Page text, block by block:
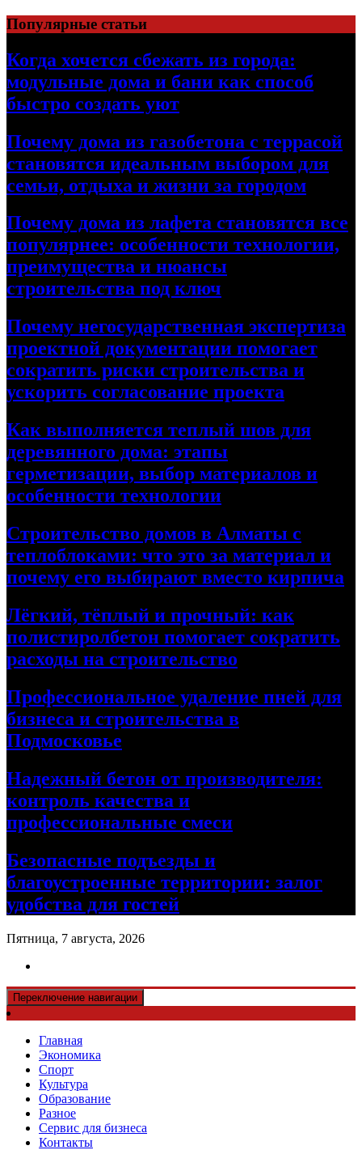
Перейти
к
содержимому
Популярные статьи
Когда хочется сбежать из города:
модульные дома и бани как способ
быстро создать уют
Почему дома из газобетона с террасой
становятся идеальным выбором для
семьи, отдыха и жизни за городом
Почему дома из лафета становятся все
популярнее: особенности технологии,
преимущества и нюансы
строительства под ключ
Почему негосударственная экспертиза
проектной документации помогает
сократить риски строительства и
ускорить согласование проекта
Как выполняется теплый шов для
деревянного дома: этапы
герметизации, выбор материалов и
особенности технологии
Строительство домов в Алматы с
теплоблоками: что это за материал и
почему его выбирают вместо кирпича
Лёгкий, тёплый и прочный: как
полистиролбетон помогает сократить
расходы на строительство
Профессиональное удаление пней для
бизнеса и строительства в
Подмосковье
Надежный бетон от производителя:
контроль качества и
профессиональные смеси
Безопасные подъезды и
благоустроенные территории: залог
удобства для гостей
Пятница, 7 августа, 2026
Переключение навигации
Главная
Экономика
Спорт
Культура
Образование
Разное
Сервис для бизнеса
Контакты